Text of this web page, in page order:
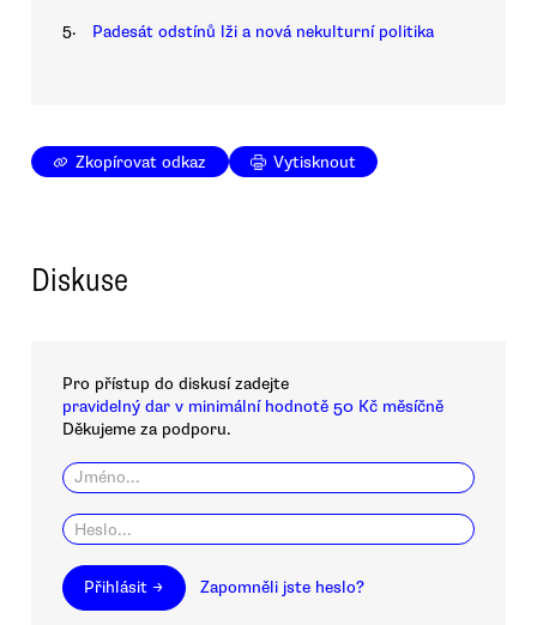
5. Padesát odstínů lži a nová nekulturní politika
Zkopírovat odkaz Vytisknout
Diskuse
Pro přístup do diskusí zadejte
pravidelný dar v minimální hodnotě 50 Kč měsíčně
Děkujeme za podporu.
Přihlásit → Zapomněli jste heslo?